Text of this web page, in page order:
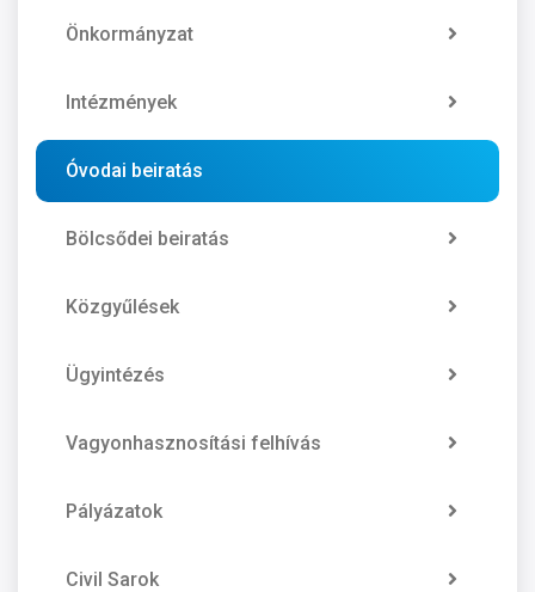
Önkormányzat
Intézmények
Óvodai beiratás
Bölcsődei beiratás
Közgyűlések
Ügyintézés
Vagyonhasznosítási felhívás
Pályázatok
Civil Sarok